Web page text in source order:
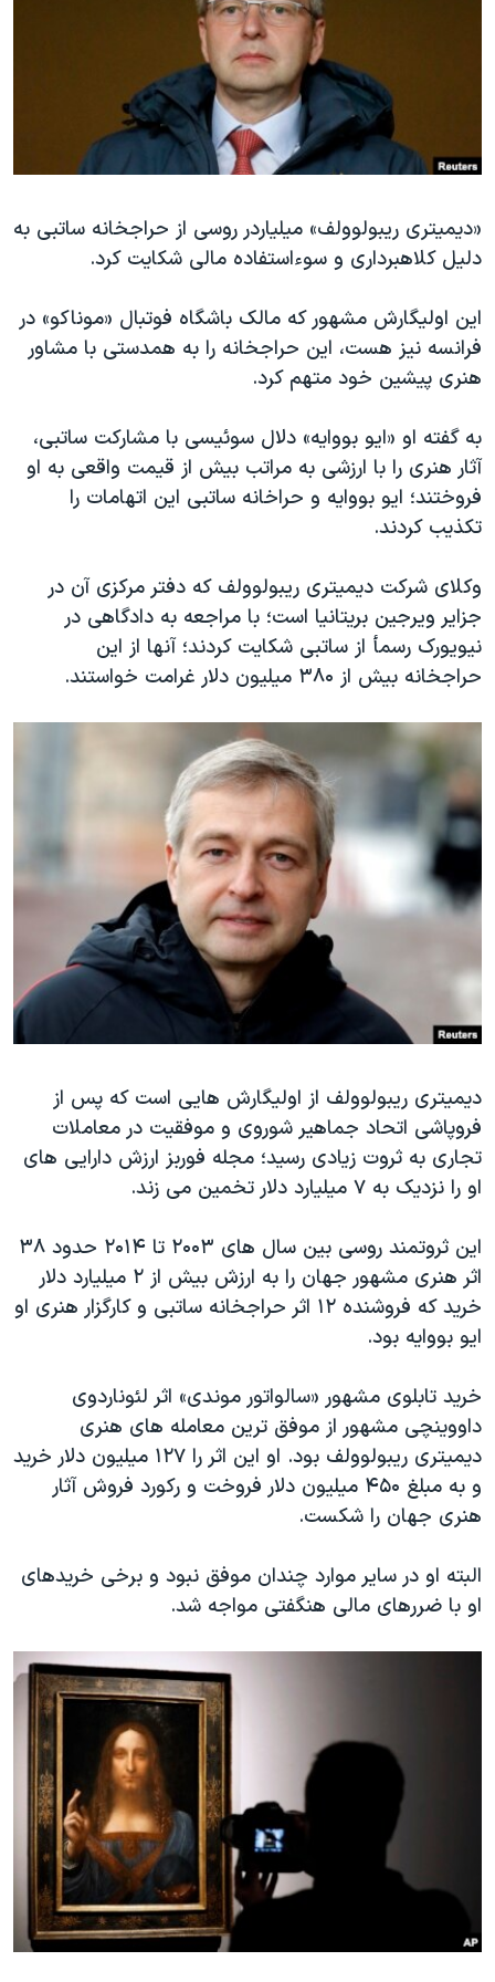
علم و فناوری
اسرائیل در جنگ
گالری عکس
آرشیو پخش زنده
انتخابات ریاست جمهوری آمریکا ۲۰۲۴
حمله جمهوری اسلامی به اسرائیل
رمز مهسا
ورزش زنان در ایران
اعتراضات زن، زندگی، آزادی
مجموعه مستندهای دادخواهی
دادگاه حمید نوری
چهل سال گروگان‌گیری
اعتراضات مردمی آبان ۹۸
اسرائیل در جنگ
نرگس محمدی برنده جایزه نوبل صلح
همایش محافظه‌کاران آمریکا «سی‌پک»
صفحه‌های ویژه
سفر پرزیدنت ترامپ به چین
زبانهای مختلف
«دیمیتری ریبولوولف» میلیاردر روسی از حراجخانه ساتبی به
دلیل کلاهبرداری و سوءاستفاده مالی شکایت کرد.
این اولیگارش مشهور که مالک باشگاه فوتبال «موناکو» در
فرانسه نیز هست، این حراجخانه را به همدستی با مشاور
هنری پیشین خود متهم کرد.
به گفته او «ایو بووایه» دلال سوئیسی با مشارکت ساتبی،
آثار هنری را با ارزشی به مراتب بیش از قیمت واقعی به او
فروختند؛ ایو بووایه و حراخانه ساتبی این اتهامات را
تکذیب کردند.
وکلای شرکت دیمیتری ریبولوولف که دفتر مرکزی آن در
جزایر ویرجین بریتانیا است؛ با مراجعه به دادگاهی در
نیویورک رسمأ از ساتبی شکایت کردند؛ آنها از این
حراجخانه بیش از ۳۸۰ میلیون دلار غرامت خواستند.
دیمیتری ریبولوولف از اولیگارش هایی است که پس از
فروپاشی اتحاد جماهیر شوروی و موفقیت در معاملات
تجاری به ثروت زیادی رسید؛ مجله فوربز ارزش دارایی های
او را نزدیک به ۷ میلیارد دلار تخمین می زند.
این ثروتمند روسی بین سال های ۲۰۰۳ تا ۲۰۱۴ حدود ۳۸
اثر هنری مشهور جهان را به ارزش بیش از ۲ میلیارد دلار
خرید که فروشنده ۱۲ اثر حراجخانه ساتبی و کارگزار هنری او
ایو بووایه بود.
خرید تابلوی مشهور «سالواتور موندی» اثر لئوناردوی
داووینچی مشهور از موفق ترین معامله های هنری
دیمیتری ریبولوولف بود. او این اثر را ۱۲۷ میلیون دلار خرید
و به مبلغ ۴۵۰ میلیون دلار فروخت و رکورد فروش آثار
هنری جهان را شکست.
البته او در سایر موارد چندان موفق نبود و برخی خریدهای
او با ضررهای مالی هنگفتی مواجه شد.